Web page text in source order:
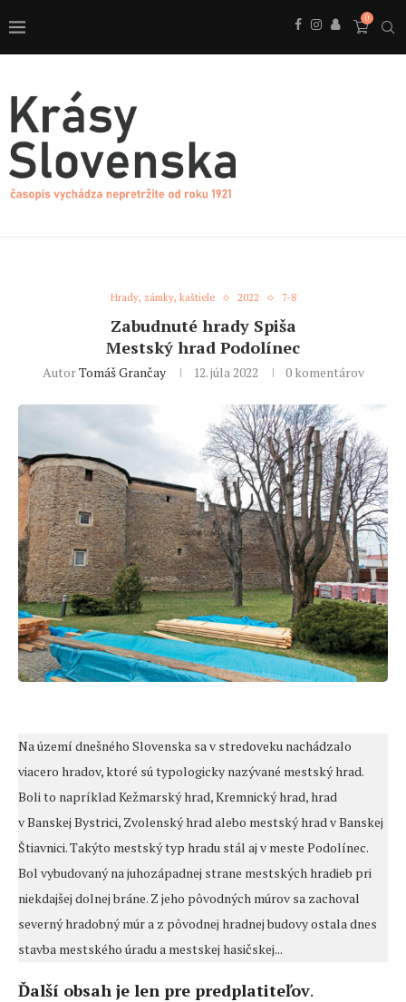
0
Hrady, zámky, kaštiele 2022 7-8
Zabudnuté hrady Spiša
Mestský hrad Podolínec
AutorTomáš Grančay 12. júla 2022 0 komentárov
Na území dnešného Slovenska sa v stredoveku nachádzalo
viacero hradov, ktoré sú typologicky nazývané mestský hrad.
Boli to napríklad Kežmarský hrad, Kremnický hrad, hrad
v Banskej Bystrici, Zvolenský hrad alebo mestský hrad v Banskej
Štiavnici. Takýto mestský typ hradu stál aj v meste Podolínec.
Bol vybudovaný na juhozápadnej strane mestských hradieb pri
niekdajšej dolnej bráne. Z jeho pôvodných múrov sa zachoval
severný hradobný múr a z pôvodnej hradnej budovy ostala dnes
stavba mestského úradu a mestskej hasičskej...
Ďalší obsah je len pre predplatiteľov.